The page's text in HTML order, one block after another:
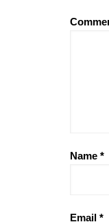
Name *
Email *